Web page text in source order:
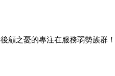
顧之憂的專注在服務弱勢族群！